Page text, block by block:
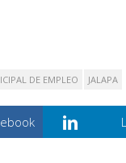
DE EMPLEO JALAPA